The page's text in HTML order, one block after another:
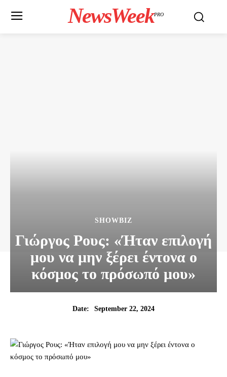
NewsWeekPRO
SHOWBIZ
Γιώργος Ρους: «Ήταν επιλογή
μου να μην ξέρει έντονα ο
κόσμος το πρόσωπό μου»
Date: September 22, 2024